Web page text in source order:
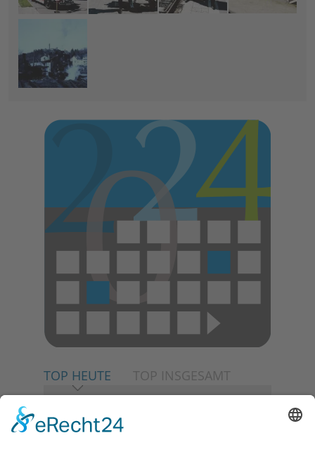
TOP HEUTE TOP INSGESAMT